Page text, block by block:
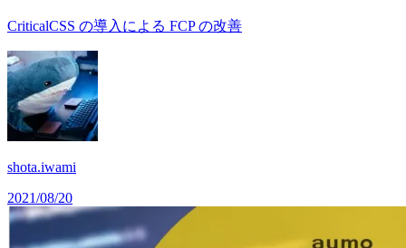
CriticalCSS の導入による FCP の改善
shota.iwami
2021/08/20